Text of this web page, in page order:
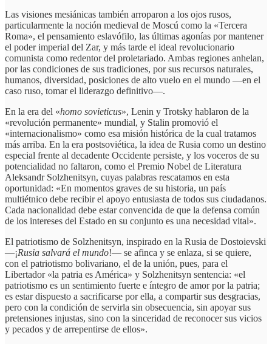
Las visiones mesiánicas también arroparon a los ojos rusos,
particularmente la noción medieval de Moscú como la «Tercera
Roma», el pensamiento eslavófilo, las últimas agonías por mantener
el poder imperial del Zar, y más tarde el ideal revolucionario
comunista como redentor del proletariado. Ambas regiones anhelan,
por las condiciones de sus tradiciones, por sus recursos naturales,
humanos, diversidad, posiciones de alto vuelo en el mundo —en el
caso ruso, tomar el liderazgo definitivo—.
En la era del «homo sovieticus», Lenin y Trotsky hablaron de la
«revolución permanente» mundial, y Stalin promovió el
«internacionalismo» como esa misión histórica de la cual tratamos
más arriba. En la era postsoviética, la idea de Rusia como un destino
especial frente al decadente Occidente persiste, y los voceros de su
potencialidad no faltaron, como el Premio Nobel de Literatura
Aleksandr Solzhenitsyn, cuyas palabras rescatamos en esta
oportunidad: «En momentos graves de su historia, un país
multiétnico debe recibir el apoyo entusiasta de todos sus ciudadanos.
Cada nacionalidad debe estar convencida de que la defensa común
de los intereses del Estado en su conjunto es una necesidad vital».
El patriotismo de Solzhenitsyn, inspirado en la Rusia de Dostoievski
—¡Rusia salvará el mundo!— se afinca y se enlaza, si se quiere,
con el patriotismo bolivariano, el de la unión, pues, para el
Libertador «la patria es América» y Solzhenitsyn sentencia: «el
patriotismo es un sentimiento fuerte e íntegro de amor por la patria;
es estar dispuesto a sacrificarse por ella, a compartir sus desgracias,
pero con la condición de servirla sin obsecuencia, sin apoyar sus
pretensiones injustas, sino con la sinceridad de reconocer sus vicios
y pecados y de arrepentirse de ellos».